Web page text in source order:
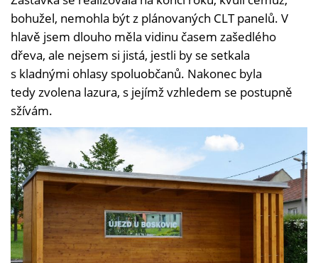
bohužel, nemohla být z plánovaných CLT panelů. V
hlavě jsem dlouho měla vidinu časem zašedlého
dřeva, ale nejsem si jistá, jestli by se setkala
s kladnými ohlasy spoluobčanů. Nakonec byla
tedy zvolena lazura, s jejímž vzhledem se postupně
sžívám.